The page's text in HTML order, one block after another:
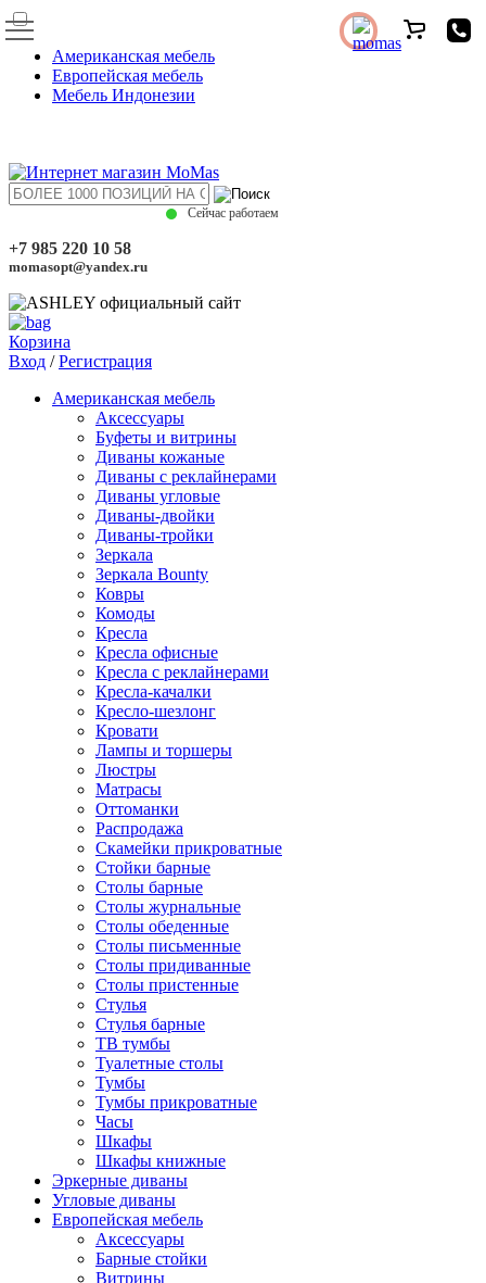
Американская мебель
Европейская мебель
Мебель Индонезии
Сейчас работаем
+7 985 220 10 58
momasopt@yandex.ru
Корзина
Вход /Регистрация
Американская мебель
Аксессуары
Буфеты и витрины
Диваны кожаные
Диваны с реклайнерами
Диваны угловые
Диваны-двойки
Диваны-тройки
Зеркала
Зеркала Bounty
Ковры
Комоды
Кресла
Кресла офисные
Кресла с реклайнерами
Кресла-качалки
Кресло-шезлонг
Кровати
Лампы и торшеры
Люстры
Матрасы
Оттоманки
Распродажа
Скамейки прикроватные
Стойки барные
Столы барные
Столы журнальные
Столы обеденные
Столы письменные
Столы придиванные
Столы пристенные
Стулья
Стулья барные
ТВ тумбы
Туалетные столы
Тумбы
Тумбы прикроватные
Часы
Шкафы
Шкафы книжные
Эркерные диваны
Угловые диваны
Европейская мебель
Аксессуары
Барные стойки
Витрины